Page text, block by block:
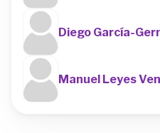
Diego García-
Manuel Leyes